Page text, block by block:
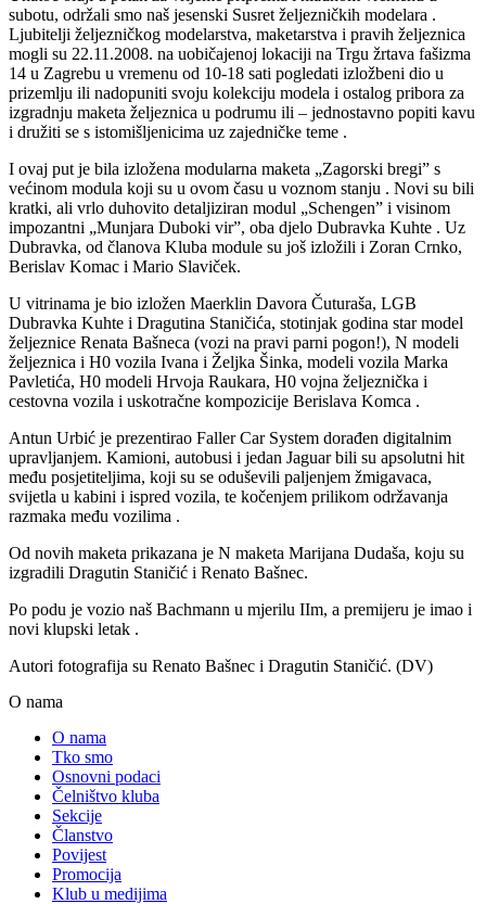
subotu, održali smo naš jesenski Susret željezničkih modelara .
Ljubitelji željezničkog modelarstva, maketarstva i pravih željeznica
mogli su 22.11.2008. na uobičajenoj lokaciji na Trgu žrtava fašizma
14 u Zagrebu u vremenu od 10-18 sati pogledati izložbeni dio u
prizemlju ili nadopuniti svoju kolekciju modela i ostalog pribora za
izgradnju maketa željeznica u podrumu ili – jednostavno popiti kavu
i družiti se s istomišljenicima uz zajedničke teme .
I ovaj put je bila izložena modularna maketa „Zagorski bregi” s
većinom modula koji su u ovom času u voznom stanju . Novi su bili
kratki, ali vrlo duhovito detaljiziran modul „Schengen” i visinom
impozantni „Munjara Duboki vir”, oba djelo Dubravka Kuhte . Uz
Dubravka, od članova Kluba module su još izložili i Zoran Crnko,
Berislav Komac i Mario Slaviček.
U vitrinama je bio izložen Maerklin Davora Čuturaša, LGB
Dubravka Kuhte i Dragutina Staničića, stotinjak godina star model
željeznice Renata Bašneca (vozi na pravi parni pogon!), N modeli
željeznica i H0 vozila Ivana i Željka Šinka, modeli vozila Marka
Pavletića, H0 modeli Hrvoja Raukara, H0 vojna željeznička i
cestovna vozila i uskotračne kompozicije Berislava Komca .
Antun Urbić je prezentirao Faller Car System dorađen digitalnim
upravljanjem. Kamioni, autobusi i jedan Jaguar bili su apsolutni hit
među posjetiteljima, koji su se oduševili paljenjem žmigavaca,
svijetla u kabini i ispred vozila, te kočenjem prilikom održavanja
razmaka među vozilima .
Od novih maketa prikazana je N maketa Marijana Dudaša, koju su
izgradili Dragutin Staničić i Renato Bašnec.
Po podu je vozio naš Bachmann u mjerilu IIm, a premijeru je imao i
novi klupski letak .
Autori fotografija su Renato Bašnec i Dragutin Staničić. (DV)
O nama
O nama
Tko smo
Osnovni podaci
Čelništvo kluba
Sekcije
Članstvo
Povijest
Promocija
Klub u medijima